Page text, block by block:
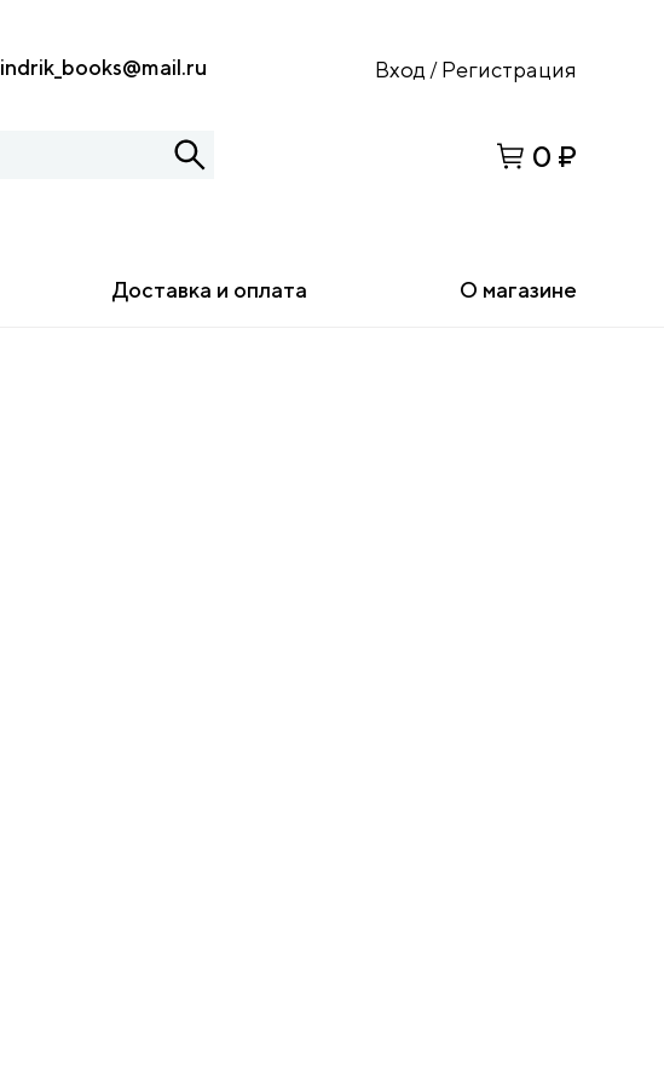
indrik_books@mail.ru Вход / Регистрация
0 ₽
Доставка и оплата О магазине